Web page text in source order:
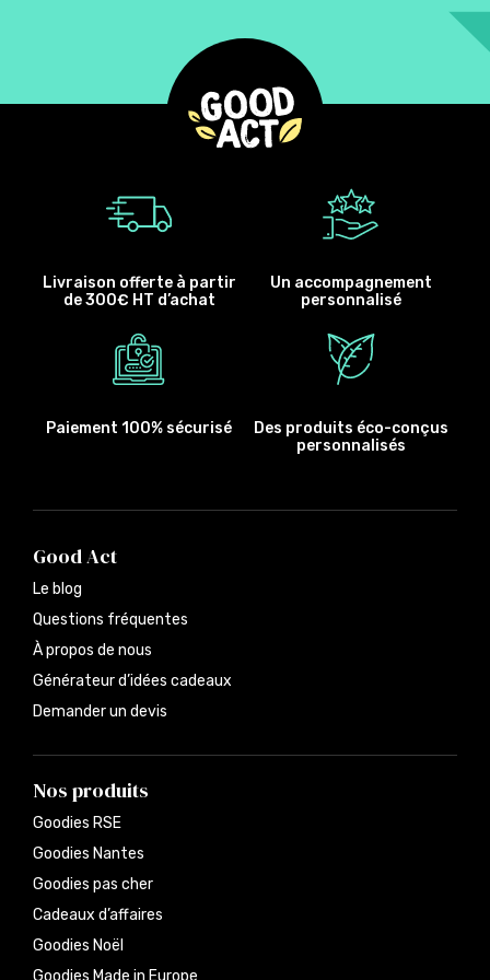
Livraison offerte à partir
de 300€ HT d’achat
Un accompagnement
personnalisé
Paiement 100% sécurisé
Des produits éco-conçus
personnalisés
Good Act
Le blog
Questions fréquentes
À propos de nous
Générateur d’idées cadeaux
Demander un devis
Nos produits
Goodies RSE
Goodies Nantes
Goodies pas cher
Cadeaux d’affaires
Goodies Noël